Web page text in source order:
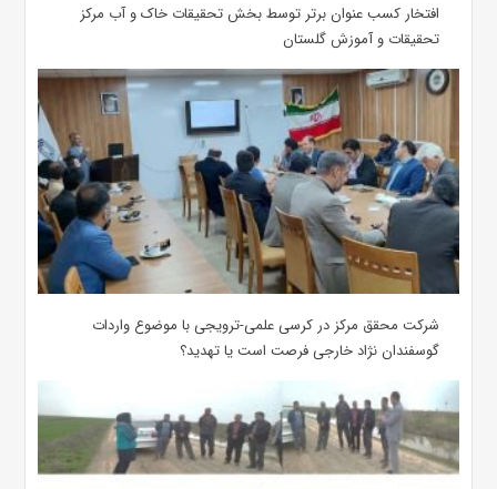
افتخار کسب عنوان برتر توسط بخش تحقیقات خاک و آب مرکز
تحقیقات و آموزش گلستان
شرکت محقق مرکز در کرسی علمی-ترویجی با موضوع واردات
گوسفندان نژاد خارجی فرصت است یا تهدید؟